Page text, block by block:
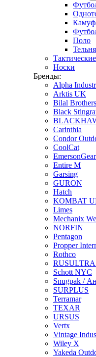
Поло
Носки
Бренды:
Alpha
Arktis UK
Bilal Brothers
Black
Carinthia
Condor
CoolCat
EmersonGear
Entire M
Garsing
GURON
Hatch
KOMBAT
Limes
Mechanix
NORFIN
Pentagon
Propper
Rothco
Schott NYC
Snugpak /
SURPLUS
Terramar
TEXAR
URSUS
Vertx
Vintage
Wiley X
Yakeda